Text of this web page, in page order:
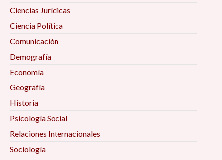
Ciencias Jurídicas
Ciencia Política
Comunicación
Demografía
Economía
Geografía
Historia
Psicología Social
Relaciones Internacionales
Sociología